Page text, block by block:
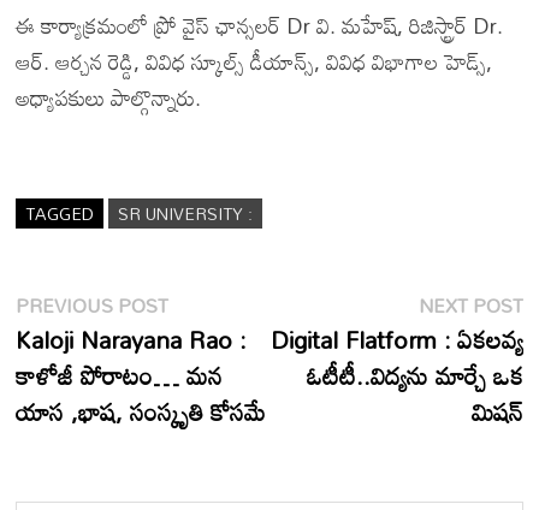
ఈ కార్యాక్రమంలో ప్రో వైస్ ఛాన్సలర్ Dr వి. మహేష్, రిజిస్ట్రార్ Dr.
ఆర్. ఆర్చన రెడ్డి, వివిధ స్కూల్స్ డీయాన్స్, వివిధ విభాగాల హెడ్స్,
అధ్యాపకులు పాల్గొన్నారు.
TAGGED SR UNIVERSITY :
Post
navigation
PREVIOUS POSTPrevious
post:
Kaloji Narayana Rao :
కాళోజీ పోరాటం… మన
యాస ,భాష, సంస్కృతి కోసమే
NEXT POST
Digital Flatform : ఏకలవ్య
ఓటీటీ..విద్యను మార్చే ఒక
మిషన్